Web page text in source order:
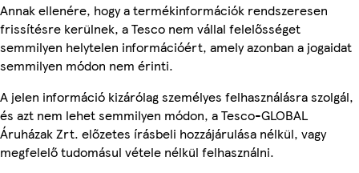
Annak ellenére, hogy a termékinformációk rendszeresen
frissítésre kerülnek, a Tesco nem vállal felelősséget
semmilyen helytelen információért, amely azonban a jogaidat
semmilyen módon nem érinti.
A jelen információ kizárólag személyes felhasználásra szolgál,
és azt nem lehet semmilyen módon, a Tesco-GLOBAL
Áruházak Zrt. előzetes írásbeli hozzájárulása nélkül, vagy
megfelelő tudomásul vétele nélkül felhasználni.